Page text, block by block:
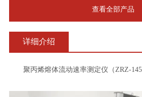
查看全部产品
详细介绍
聚丙烯熔体流动速率测定仪（ZRZ-